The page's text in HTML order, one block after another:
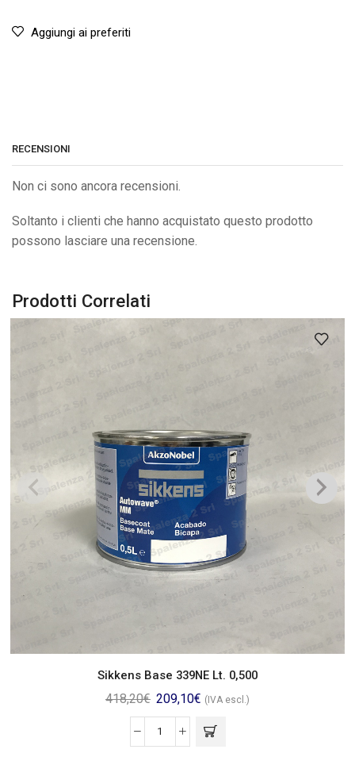
Aggiungi ai preferiti
RECENSIONI
Non ci sono ancora recensioni.
Soltanto i clienti che hanno acquistato questo prodotto
possono lasciare una recensione.
Prodotti Correlati
Sikkens Base 339NE Lt. 0,500
418,20€ 209,10€ (IVA escl.)